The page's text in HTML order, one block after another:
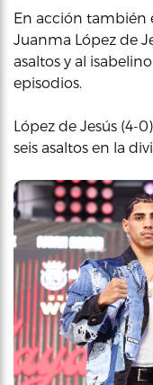
En acción también
Juanma López de
asaltos y al
episodios.
López de Jesús (4-
seis asaltos en la